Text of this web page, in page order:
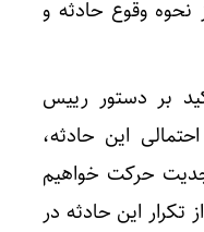
نحوه وقوع حادثه و
بر دستور رییس
این حادثه،
حرکت خواهیم
این حادثه در